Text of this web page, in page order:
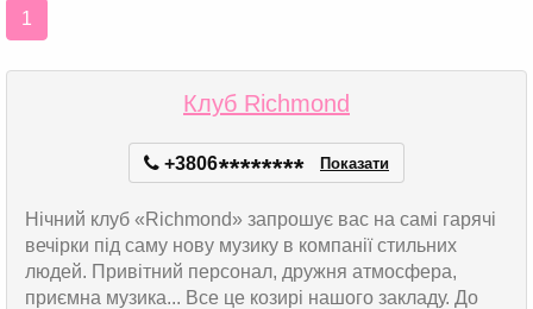
1
Клуб Richmond
+3806******** Показати
Нічний клуб «Richmond» запрошує вас на самі гарячі
вечірки під саму нову музику в компанії стильних
людей. Привітний персонал, дружня атмосфера,
приємна музика... Все це козирі нашого закладу. До